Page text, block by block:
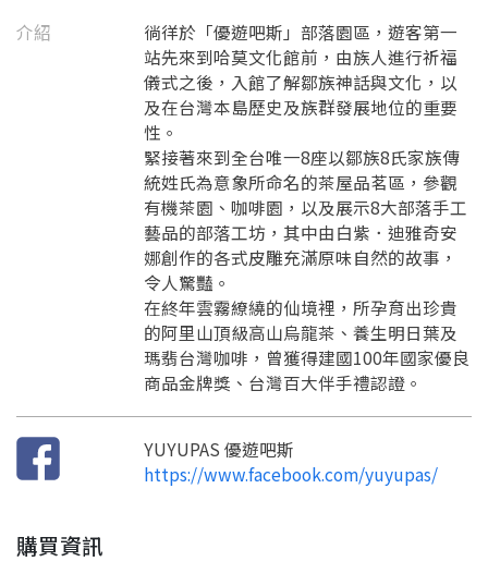
介紹
徜徉於「優遊吧斯」部落園區，遊客第一
站先來到哈莫文化館前，由族人進行祈福
儀式之後，入館了解鄒族神話與文化，以
及在台灣本島歷史及族群發展地位的重要
性。
緊接著來到全台唯一8座以鄒族8氏家族傳
統姓氏為意象所命名的茶屋品茗區，參觀
有機茶園、咖啡園，以及展示8大部落手工
藝品的部落工坊，其中由白紫．迪雅奇安
娜創作的各式皮雕充滿原味自然的故事，
令人驚豔。
在終年雲霧繚繞的仙境裡，所孕育出珍貴
的阿里山頂級高山烏龍茶、養生明日葉及
瑪翡台灣咖啡，曾獲得建國100年國家優良
商品金牌獎、台灣百大伴手禮認證。
YUYUPAS 優遊吧斯
https://www.facebook.com/yuyupas/
購買資訊
要註冊嗎？
嗨~這個 LINE 帳號還沒有註冊過，
只要驗證手機號碼就能完成註冊。
返回 繼續註冊
請加入LINE好友
請掃描或點擊 QR code
加入「嘉義優鮮」LINE 好友，
點擊加入 LINE 好友
註冊完成
註冊完成了！
訊息
確認
要申請新產品嗎？
您的申請資料正在等候審查中，
要看申請秘笈嗎？
想知道怎麼做更容易通過審核嗎？
看看申請教學吧！